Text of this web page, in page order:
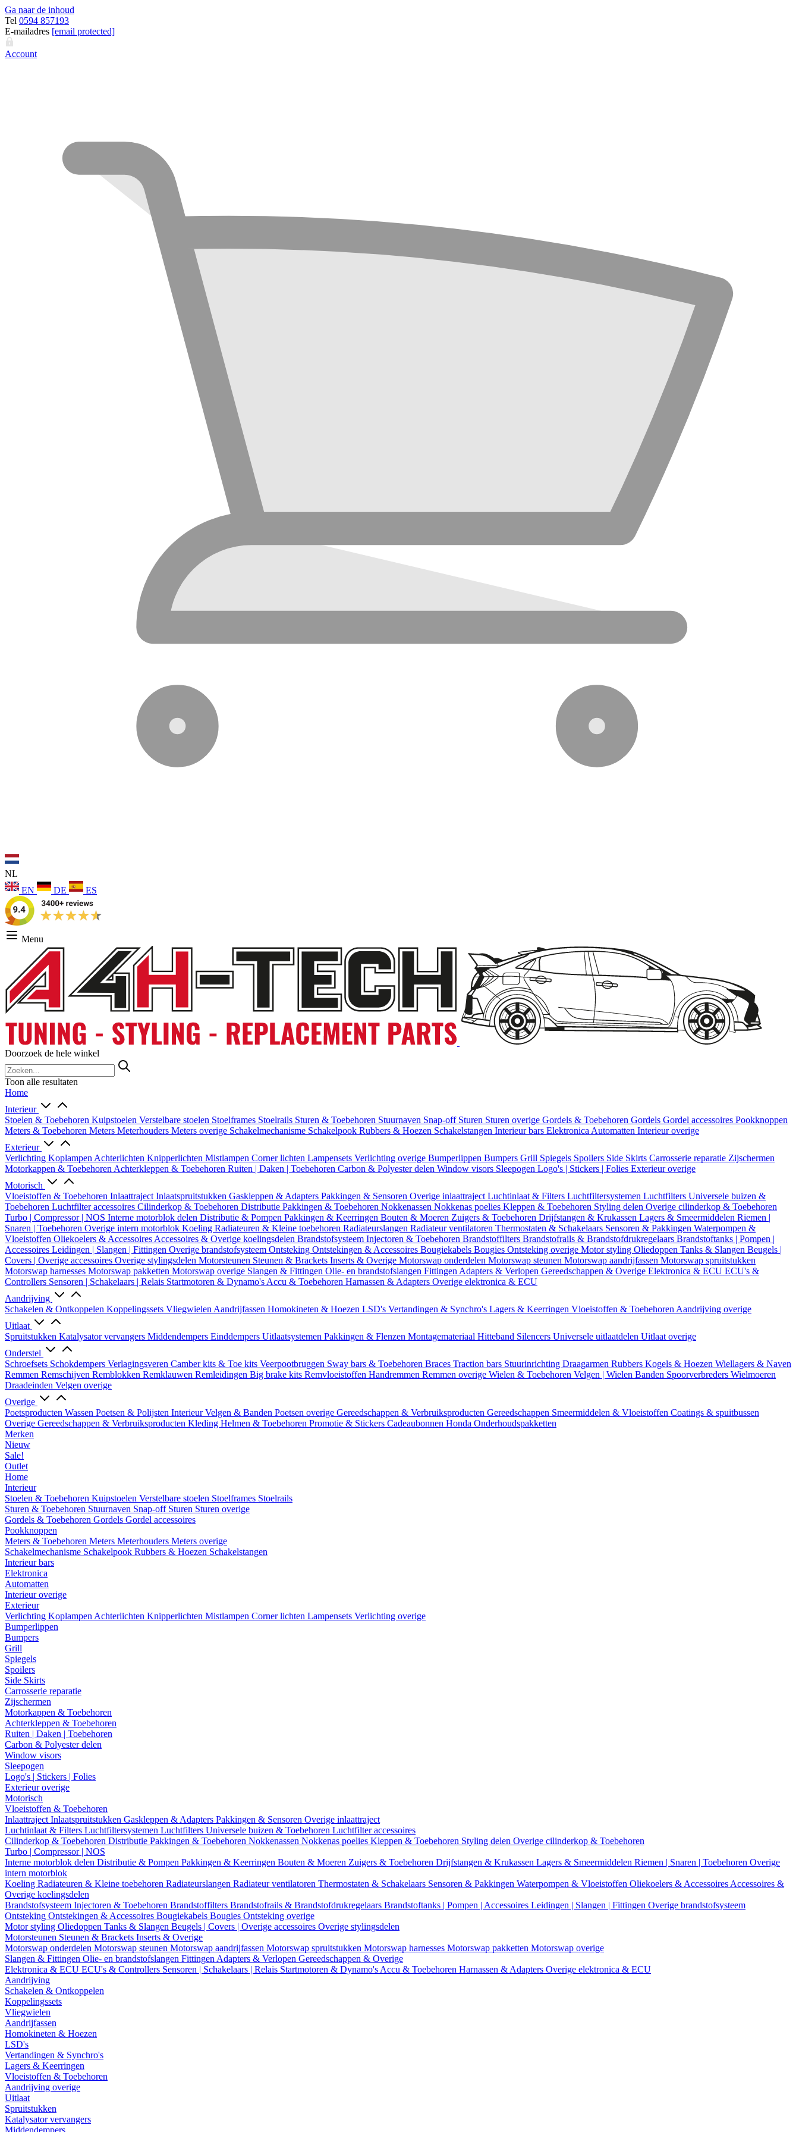
Ga naar de inhoud
Tel 0594 857193
E-mailadres [email protected]
Account
NL
EN
DE ES
Menu
Doorzoek de hele winkel
Toon alle resultaten
Home
Interieur
Stoelen & Toebehoren Kuipstoelen Verstelbare stoelen Stoelframes Stoelrails Sturen & Toebehoren Stuurnaven Snap-off Sturen Sturen overige Gordels & Toebehoren Gordels Gordel accessoires Pookknoppen
Meters & Toebehoren Meters Meterhouders Meters overige Schakelmechanisme Schakelpook Rubbers & Hoezen Schakelstangen Interieur bars Elektronica Automatten Interieur overige
Exterieur
Verlichting Koplampen Achterlichten Knipperlichten Mistlampen Corner lichten Lampensets Verlichting overige Bumperlippen Bumpers Grill Spiegels Spoilers Side Skirts Carrosserie reparatie Zijschermen
Motorkappen & Toebehoren Achterkleppen & Toebehoren Ruiten | Daken | Toebehoren Carbon & Polyester delen Window visors Sleepogen Logo's | Stickers | Folies Exterieur overige
Motorisch
Vloeistoffen & Toebehoren Inlaattraject Inlaatspruitstukken Gaskleppen & Adapters Pakkingen & Sensoren Overige inlaattraject Luchtinlaat & Filters Luchtfiltersystemen Luchtfilters Universele buizen &
Toebehoren Luchtfilter accessoires Cilinderkop & Toebehoren Distributie Pakkingen & Toebehoren Nokkenassen Nokkenas poelies Kleppen & Toebehoren Styling delen Overige cilinderkop & Toebehoren
Turbo | Compressor | NOS Interne motorblok delen Distributie & Pompen Pakkingen & Keerringen Bouten & Moeren Zuigers & Toebehoren Drijfstangen & Krukassen Lagers & Smeermiddelen Riemen |
Snaren | Toebehoren Overige intern motorblok Koeling Radiateuren & Kleine toebehoren Radiateurslangen Radiateur ventilatoren Thermostaten & Schakelaars Sensoren & Pakkingen Waterpompen &
Vloeistoffen Oliekoelers & Accessoires Accessoires & Overige koelingsdelen Brandstofsysteem Injectoren & Toebehoren Brandstoffilters Brandstofrails & Brandstofdrukregelaars Brandstoftanks | Pompen |
Accessoires Leidingen | Slangen | Fittingen Overige brandstofsysteem Ontsteking Ontstekingen & Accessoires Bougiekabels Bougies Ontsteking overige Motor styling Oliedoppen Tanks & Slangen Beugels |
Covers | Overige accessoires Overige stylingsdelen Motorsteunen Steunen & Brackets Inserts & Overige Motorswap onderdelen Motorswap steunen Motorswap aandrijfassen Motorswap spruitstukken
Motorswap harnesses Motorswap pakketten Motorswap overige Slangen & Fittingen Olie- en brandstofslangen Fittingen Adapters & Verlopen Gereedschappen & Overige Elektronica & ECU ECU's &
Controllers Sensoren | Schakelaars | Relais Startmotoren & Dynamo's Accu & Toebehoren Harnassen & Adapters Overige elektronica & ECU
Aandrijving
Schakelen & Ontkoppelen Koppelingssets Vliegwielen Aandrijfassen Homokineten & Hoezen LSD's Vertandingen & Synchro's Lagers & Keerringen Vloeistoffen & Toebehoren Aandrijving overige
Uitlaat
Spruitstukken Katalysator vervangers Middendempers Einddempers Uitlaatsystemen Pakkingen & Flenzen Montagemateriaal Hitteband Silencers Universele uitlaatdelen Uitlaat overige
Onderstel
Schroefsets Schokdempers Verlagingsveren Camber kits & Toe kits Veerpootbruggen Sway bars & Toebehoren Braces Traction bars Stuurinrichting Draagarmen Rubbers Kogels & Hoezen Wiellagers & Naven
Remmen Remschijven Remblokken Remklauwen Remleidingen Big brake kits Remvloeistoffen Handremmen Remmen overige Wielen & Toebehoren Velgen | Wielen Banden Spoorverbreders Wielmoeren
Draadeinden Velgen overige
Overige
Poetsproducten Wassen Poetsen & Polijsten InterieurVelgen & Banden Poetsen overige Gereedschappen & Verbruiksproducten Gereedschappen Smeermiddelen & Vloeistoffen Coatings & spuitbussen
Overige Gereedschappen & Verbruiksproducten Kleding Helmen & Toebehoren Promotie & Stickers Cadeaubonnen Honda Onderhoudspakketten
Merken
Nieuw
Sale!
Outlet
Home
Interieur
Stoelen & Toebehoren Kuipstoelen Verstelbare stoelen Stoelframes Stoelrails
Sturen & Toebehoren Stuurnaven Snap-off Sturen Sturen overige
Gordels & Toebehoren Gordels Gordel accessoires
Pookknoppen
Meters & Toebehoren Meters Meterhouders Meters overige
Schakelmechanisme Schakelpook Rubbers & Hoezen Schakelstangen
Interieur bars
Elektronica
Automatten
Interieur overige
Exterieur
Verlichting Koplampen Achterlichten Knipperlichten Mistlampen Corner lichten Lampensets Verlichting overige
Bumperlippen
Bumpers
Grill
Spiegels
Spoilers
Side Skirts
Carrosserie reparatie
Zijschermen
Motorkappen & Toebehoren
Achterkleppen & Toebehoren
Ruiten | Daken | Toebehoren
Carbon & Polyester delen
Window visors
Sleepogen
Logo's | Stickers | Folies
Exterieur overige
Motorisch
Vloeistoffen & Toebehoren
Inlaattraject Inlaatspruitstukken Gaskleppen & Adapters Pakkingen & Sensoren Overige inlaattraject
Luchtinlaat & Filters Luchtfiltersystemen Luchtfilters Universele buizen & Toebehoren Luchtfilter accessoires
Cilinderkop & Toebehoren Distributie Pakkingen & Toebehoren Nokkenassen Nokkenas poelies Kleppen & Toebehoren Styling delen Overige cilinderkop & Toebehoren
Turbo | Compressor | NOS
Interne motorblok delen Distributie & Pompen Pakkingen & Keerringen Bouten & Moeren Zuigers & Toebehoren Drijfstangen & Krukassen Lagers & Smeermiddelen Riemen | Snaren | Toebehoren Overige
intern motorblok
Koeling Radiateuren & Kleine toebehoren Radiateurslangen Radiateur ventilatoren Thermostaten & Schakelaars Sensoren & Pakkingen Waterpompen & Vloeistoffen Oliekoelers & Accessoires Accessoires &
Overige koelingsdelen
Brandstofsysteem Injectoren & Toebehoren Brandstoffilters Brandstofrails & Brandstofdrukregelaars Brandstoftanks | Pompen | Accessoires Leidingen | Slangen | Fittingen Overige brandstofsysteem
Ontsteking Ontstekingen & Accessoires Bougiekabels Bougies Ontsteking overige
Motor styling Oliedoppen Tanks & Slangen Beugels | Covers | Overige accessoires Overige stylingsdelen
Motorsteunen Steunen & Brackets Inserts & Overige
Motorswap onderdelen Motorswap steunen Motorswap aandrijfassen Motorswap spruitstukken Motorswap harnesses Motorswap pakketten Motorswap overige
Slangen & Fittingen Olie- en brandstofslangen Fittingen Adapters & Verlopen Gereedschappen & Overige
Elektronica & ECU ECU's & Controllers Sensoren | Schakelaars | Relais Startmotoren & Dynamo's Accu & Toebehoren Harnassen & Adapters Overige elektronica & ECU
Aandrijving
Schakelen & Ontkoppelen
Koppelingssets
Vliegwielen
Aandrijfassen
Homokineten & Hoezen
LSD's
Vertandingen & Synchro's
Lagers & Keerringen
Vloeistoffen & Toebehoren
Aandrijving overige
Uitlaat
Spruitstukken
Katalysator vervangers
Middendempers